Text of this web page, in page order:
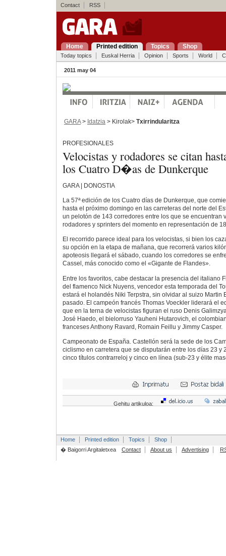
Contact RSS
Home Printed edition Topics Shop
Today topics Euskal Herria Opinion Sports World
2011 may 04
GARA> Idatzia > Kirolak> Txirrindularitza
PROFESIONALES
Velocistas y rodadores se citan
los Cuatro D�as de Dunkerque
GARA | DONOSTIA
La 57ª edición de los Cuatro días de Dunkerque, que
hasta el próximo domingo en las carreteras del norte del
un pelotón de 143 corredores entre los que se encuentran
rodadores y sprinters del momento en representación de
El recorrido parece ideal para los velocistas, si bien los
su opción en la etapa de mañana, que recorrerá varios
apoteosis llegará el sábado, cuando los corredores se
Cassel, más conocido como el «Gigante de Flandes».
Entre los favoritos, cabe destacar la presencia del italiano
del flamenco Nick Nuyens, vencedor esta temporada del
estará el holandés Niki Terpstra, sin olvidar al suizo Martin
pasado. El campeón francés Thomas Voeckler liderará el
que en la terna de velocistas figuran el ruso Denis
José Haedo, el bielorruso Yauheni Hutarovich, el
franceses Anthony Ravard, Romain Feillu y Jimmy Casper.
Campeonato de España. Castellón será la sede de los
ciclismo en carretera que se disputarán entre los días 23 y
cinco títulos contrarreloj y cinco en línea (sub-23 y élite
Gehitu artikuloa:
Home Printed edition Topics
Shop
� Baigorri Argitaletxea
Contact About us Advertising